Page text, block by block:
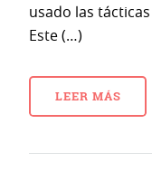
usado las
Este (…)
LEER MÁS